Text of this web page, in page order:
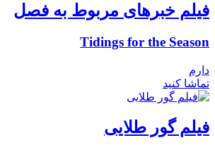
فیلم خبرهای مربوط به فصل
Tidings for the Season
دارم
تماشا کنید
فیلم گور طلایی